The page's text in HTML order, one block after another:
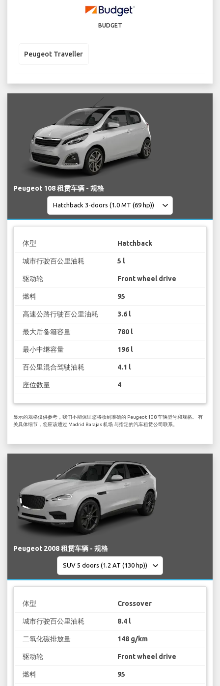
BUDGET
Peugeot Traveller
Peugeot 108 租赁车辆 - 规格
体型 Hatchback
城市行驶百公里油耗 5 l
驱动轮 Front wheel drive
燃料 95
高速公路行驶百公里油耗 3.6 l
最大后备箱容量 780 l
最小中继容量 196 l
百公里混合驾驶油耗 4.1 l
座位数量 4
显示的规格仅供参考，我们不能保证您将收到准确的 Peugeot 108 车辆型号和规格。 有
关具体细节，您应该通过 Madrid Barajas 机场 与指定的汽车租赁公司联系。
Peugeot 2008 租赁车辆 - 规格
体型 Crossover
城市行驶百公里油耗 8.4 l
二氧化碳排放量 148 g/km
驱动轮 Front wheel drive
燃料 95